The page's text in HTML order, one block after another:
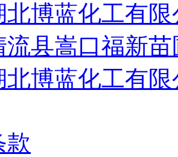
北博蓝化工有
流县嵩口福新苗
北博蓝化工有限
款